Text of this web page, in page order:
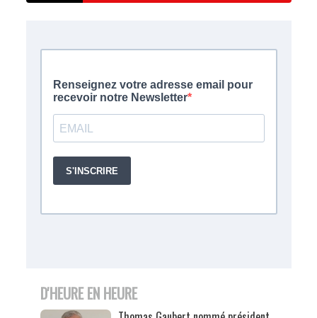
D'HEURE EN HEURE